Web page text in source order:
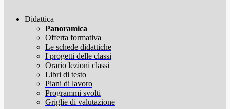
Didattica
Panoramica
Offerta formativa
Le schede didattiche
I progetti delle classi
Orario lezioni classi
Libri di testo
Piani di lavoro
Programmi svolti
Griglie di valutazione